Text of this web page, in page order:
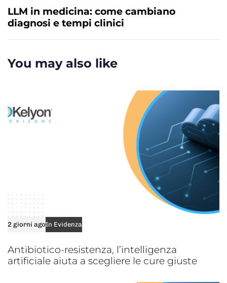
A
r
t
c
x
t
A
r
i
LLM in medicina: come cambiano
diagnosi e tempi clinici
You may also like
2 giorni agoIn Evidenza
Antibiotico-resistenza, l’intelligenza
artificiale aiuta a scegliere le cure giuste